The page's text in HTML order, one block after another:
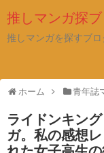
推しマンガ探ブ
推しマンガを探すブロ
ホーム 青年誌
ライドンキン
ガ。私の感想